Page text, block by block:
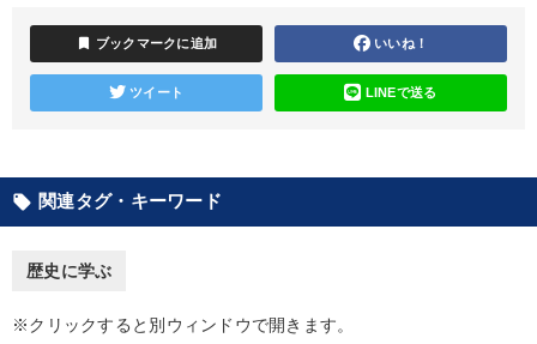
タル版（音声／動画ストリーミング・ダウンロード）
bookmark ブックマークに追加 いいね！
ツイート LINEで送る
local_offer 関連タグ・キーワード
歴史に学ぶ
※クリックすると別ウィンドウで開きます。